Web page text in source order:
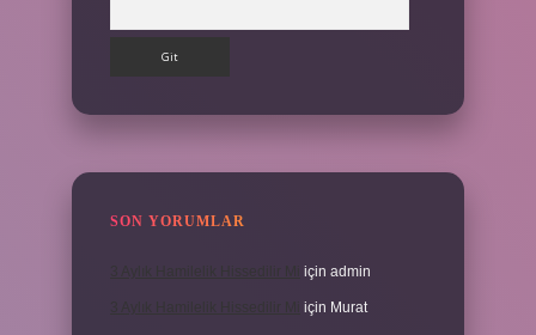
SON YORUMLAR
için admin
için Murat